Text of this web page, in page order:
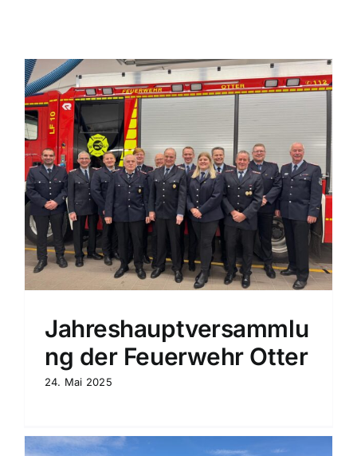
Jahreshauptversammlu
ng der Feuerwehr Otter
24. Mai 2025